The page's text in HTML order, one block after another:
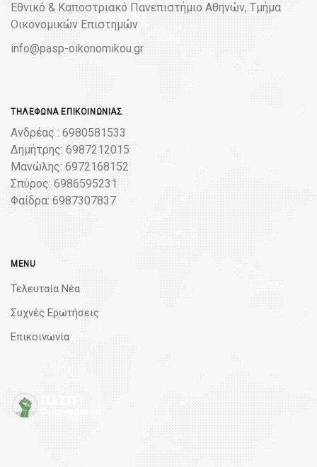
Εθνικό & Καποστριακό Πανεπιστήμιο Αθηνών, Τμήμα
Οικονομικών Επιστημών
info@pasp-oikonomikou.gr
ΤΗΛΈΦΩΝΑ ΕΠΙΚΟΙΝΩΝΊΑΣ
Ανδρέας : 6980581533
Δημήτρης: 6987212015
Μανώλης: 6972168152
Σπύρος: 6986595231
Φαίδρα: 6987307837
MENU
Τελευταία Νέα
Συχνές Ερωτήσεις
Επικοινωνία